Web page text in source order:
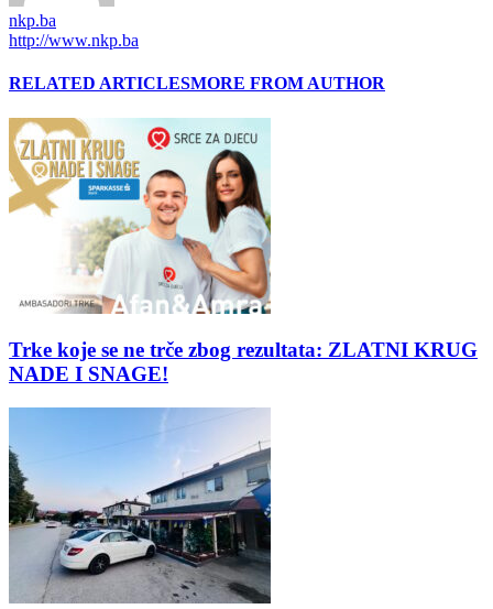
nkp.ba
http://www.nkp.ba
RELATED ARTICLESMORE FROM AUTHOR
Trke koje se ne trče zbog rezultata: ZLATNI KRUG
NADE I SNAGE!